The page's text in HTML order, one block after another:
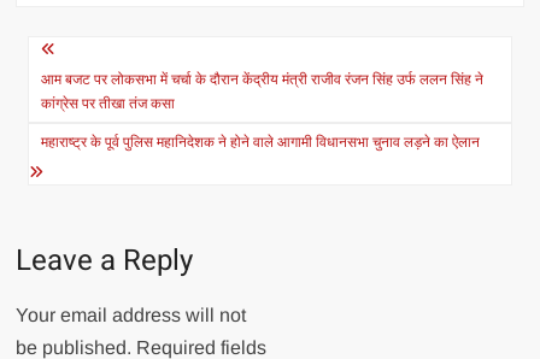
Post
navigation
आम बजट पर लोकसभा में चर्चा के दौरान केंद्रीय मंत्री राजीव रंजन सिंह उर्फ ललन सिंह ने
कांग्रेस पर तीखा तंज कसा
महाराष्ट्र के पूर्व पुलिस महानिदेशक ने होने वाले आगामी विधानसभा चुनाव लड़ने का ऐलान
Leave a Reply
Your email address will not
be published. Required fields